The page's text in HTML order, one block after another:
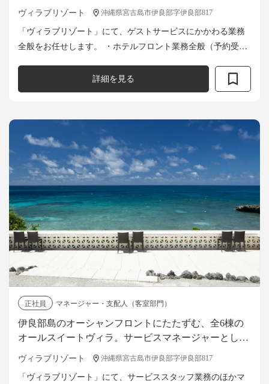
てなしを創り上げるサービススタッフ募集。
ヴィラブリゾート 沖縄県宮古島市伊良部字伊良部817
「ヴィラブリゾート」にて、ゲストサービスにかかわる業務
全般をお任せします。 ・ホテルフロント業務全般（予約受付
ンのホールサービス全般など） ...
詳細を見る
正社員
マネージャー・支配人（客室部門）
伊良部島のオーシャンフロントにたたずむ、全6棟の
オールスイートヴィラ。サービスマネージャーとし
て、楽園のような極上のくつろぎ体験を創り上げませ
ヴィラブリゾート 沖縄県宮古島市伊良部字伊良部817
「ヴィラブリゾート」にて、サービススタッフ業務のほかマ